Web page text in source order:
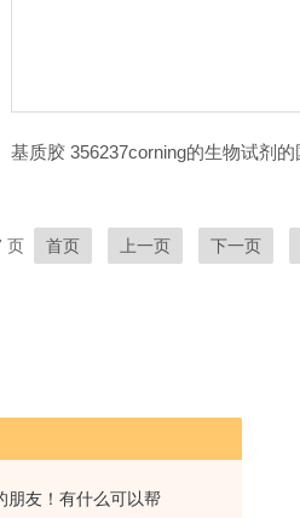
朋友！有什么可以帮
页 首页 上一页 下一页